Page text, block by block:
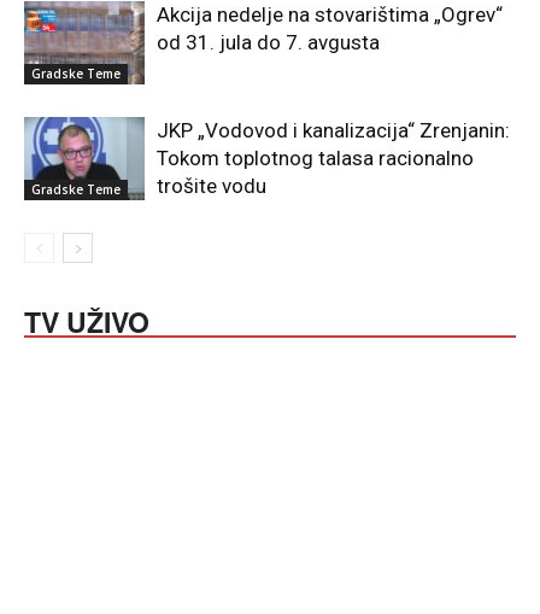
Gradske Teme
Akcija nedelje na stovarištima „Ogrev“
od 31. jula do 7. avgusta
Gradske Teme
JKP „Vodovod i kanalizacija“ Zrenjanin:
Tokom toplotnog talasa racionalno
trošite vodu
TV UŽIVO